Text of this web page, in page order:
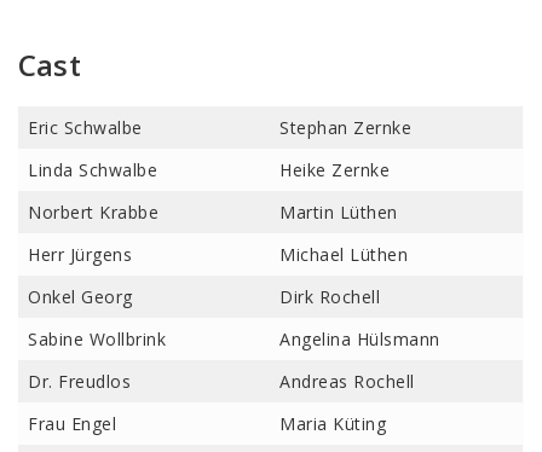
Cast
Eric Schwalbe
Stephan Zernke
Linda Schwalbe
Heike Zernke
Norbert Krabbe
Martin Lüthen
Herr Jürgens
Michael Lüthen
Onkel Georg
Dirk Rochell
Sabine Wollbrink
Angelina Hülsmann
Dr. Freudlos
Andreas Rochell
Frau Engel
Maria Küting